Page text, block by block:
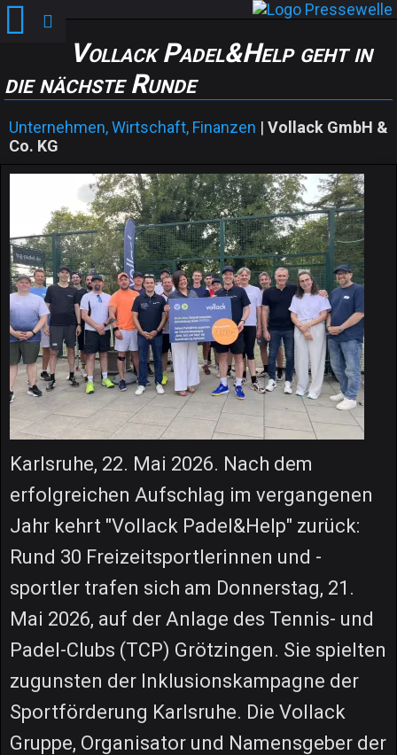
Vollack Padel&Help geht in
die nächste Runde
Unternehmen, Wirtschaft, Finanzen | Vollack GmbH &
Co. KG
Karlsruhe, 22. Mai 2026. Nach dem
erfolgreichen Aufschlag im vergangenen
Jahr kehrt "Vollack Padel&Help" zurück:
Rund 30 Freizeitsportlerinnen und -
sportler trafen sich am Donnerstag, 21.
Mai 2026, auf der Anlage des Tennis- und
Padel-Clubs (TCP) Grötzingen. Sie spielten
zugunsten der Inklusionskampagne der
Sportförderung Karlsruhe. Die Vollack
Gruppe, Organisator und Namensgeber der